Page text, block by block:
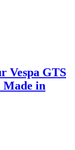
Vespa GTS
Made in